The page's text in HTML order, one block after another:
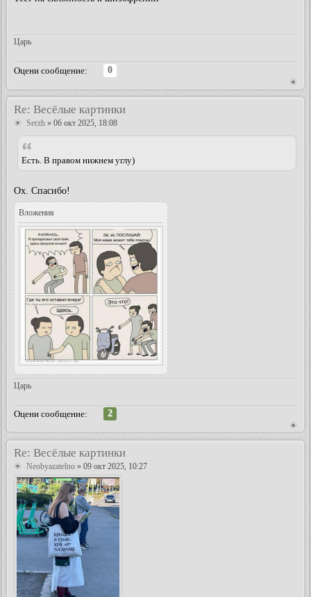
Царь
Оцени сообщение:
0
Re: Весёлые картинки
Serzh » 06 окт 2025, 18:08
Есть. В правом нижнем углу)
Ох. Спасибо!
Вложения
Царь
Оцени сообщение:
2
Re: Весёлые картинки
Neobyazatelno » 09 окт 2025, 10:27